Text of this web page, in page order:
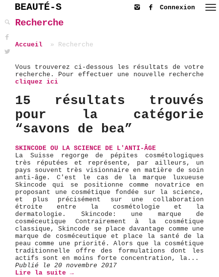
BEAUTÉ-S Connexion
Recherche
Accueil Recherche
Vous trouverez ci-dessous les résultats de votre
recherche. Pour effectuer une nouvelle recherche
cliquez ici
15 résultats trouvés
pour la catégorie
“savons de bea”
SKINCODE OU LA SCIENCE DE L'ANTI-ÂGE
La Suisse regorge de pépites cosmétologiques
très réputées et représente, par ailleurs, un
pays souvent très visionnaire en matière de soin
anti-âge. C'est le cas de la marque luxueuse
Skincode qui se positionne comme novatrice en
proposant une cosmétique fondée sur la science,
et plus précisément sur une collaboration
étroite entre la cosmétologie et la
dermatologie. Skincode: une marque de
cosméceutique Contrairement à la cosmétique
classique, Skincode se place davantage comme une
marque de cosméceutique et place la santé de la
peau comme une priorité. Alors que la cosmétique
traditionnelle offre des formulations dont les
actifs sont en moins forte concentration, la...
Publié le 20 novembre 2017
Lire la suite →